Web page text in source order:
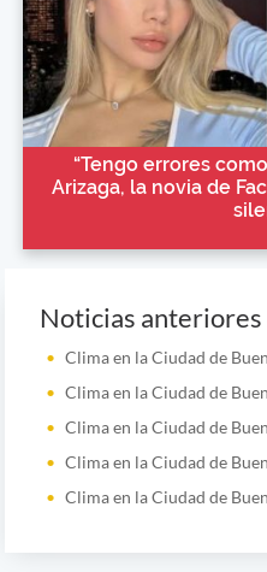
“Tengo errores
Arizaga, la novia de
Noticias anteriores
Clima en la Ciudad de
Clima en la Ciudad de
Clima en la Ciudad de
Clima en la Ciudad de
Clima en la Ciudad de